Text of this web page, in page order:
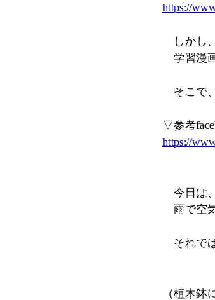
https://
しかし
学習漫
そこで
▽参考
https://
今日は
雨で空
それで
（植木鉢